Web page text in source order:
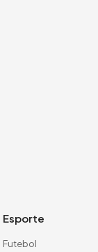
Esporte
Futebol